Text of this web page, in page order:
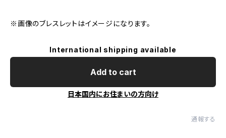
※画像のブレスレットはイメージになります。
International shipping available
Add to cart
日本国内にお住まいの方向け
通報する